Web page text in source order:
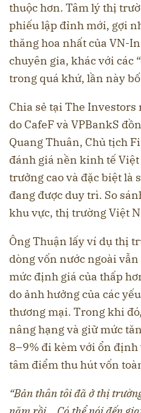
thuộc hơn. Tâm lý thị
phiếu lập đỉnh mới, gợi
thăng hoa nhất của VN-
chuyên gia, khác với các
trong quá khứ, lần này
Chia sẻ tại The
do CafeF và VPBankS
Quang Thuân, Chủ tịch
đánh giá nền kinh tế
trưởng cao và đặc biệt là
đang được duy trì. So
khu vực, thị trường Việt
Ông Thuận lấy ví dụ thị
dòng vốn nước ngoài
mức định giá của thấp
do ảnh hưởng của các
thương mại. Trong khi
nâng hạng và giữ mức
8–9% đi kèm với ổn
tâm điểm thu hút vốn
“Bản thân tôi đã ở thị